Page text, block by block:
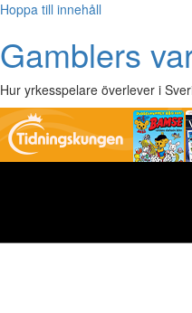
Hoppa till innehåll
Gamblers
Hur yrkesspelare överlever i